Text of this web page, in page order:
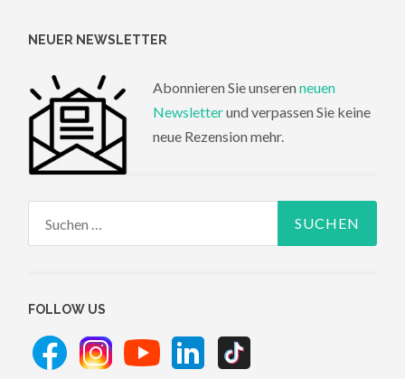
NEUER NEWSLETTER
Abonnieren Sie unseren neuen
Newsletterund verpassen Sie keine
neue Rezension mehr.
FOLLOW US